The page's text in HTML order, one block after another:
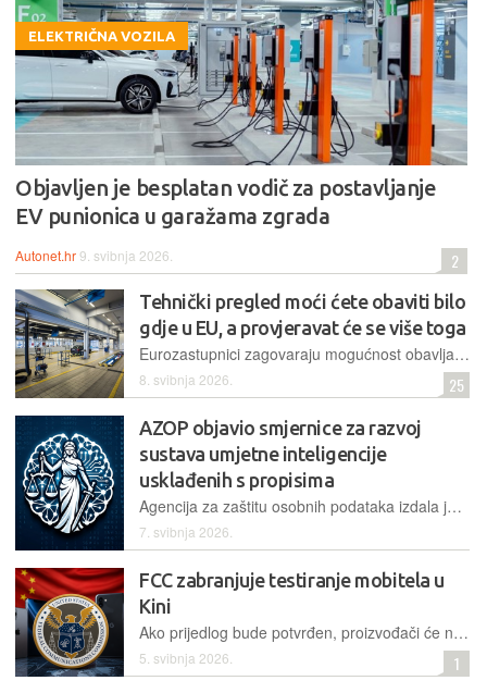
ELEKTRIČNA VOZILA
Objavljen je besplatan vodič za postavljanje
EV punionica u garažama zgrada
Autonet.hr9. svibnja 2026. 2
Tehnički pregled moći ćete obaviti bilo
gdje u EU, a provjeravat će se više toga
Eurozastupnici zagovaraju mogućnost obavljanja tehničkog pregleda vozila u bilo kojoj državi članici te uvođenje provjera ADAS sustava, ali su odbili prijedlog za češće preglede starijih vozila
8. svibnja 2026. 25
AZOP objavio smjernice za razvoj
sustava umjetne inteligencije
usklađenih s propisima
Agencija za zaštitu osobnih podataka izdala je sveobuhvatne smjernice koje služe kao praktičan okvir za zakonit i odgovoran razvoj te primjenu umjetne inteligencije uz puno poštivanje prava građana
7. svibnja 2026.
FCC zabranjuje testiranje mobitela u
Kini
Ako prijedlog bude potvrđen, proizvođači će nadolazeće uređaje morati iz Kine slati ut reće zemlje gdje će se obavljati odobrena testiranja, što, naravno, zahtijeva dodatne troškove
5. svibnja 2026. 1